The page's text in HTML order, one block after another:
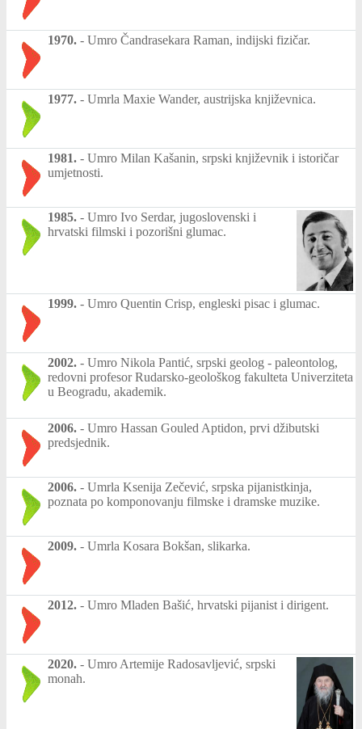
1970. - Umro Čandrasekara Raman, indijski fizičar.
1977. - Umrla Maxie Wander, austrijska književnica.
1981. - Umro Milan Kašanin, srpski književnik i istoričar
umjetnosti.
1985. - Umro Ivo Serdar, jugoslovenski i
hrvatski filmski i pozorišni glumac.
1999. - Umro Quentin Crisp, engleski pisac i glumac.
2002. - Umro Nikola Pantić, srpski geolog - paleontolog,
redovni profesor Rudarsko-geološkog fakulteta Univerziteta
u Beogradu, akademik.
2006. - Umro Hassan Gouled Aptidon, prvi džibutski
predsjednik.
2006. - Umrla Ksenija Zečević, srpska pijanistkinja,
poznata po komponovanju filmske i dramske muzike.
2009. - Umrla Kosara Bokšan, slikarka.
2012. - Umro Mladen Bašić, hrvatski pijanist i dirigent.
2020. - Umro Artemije Radosavljević, srpski
monah.